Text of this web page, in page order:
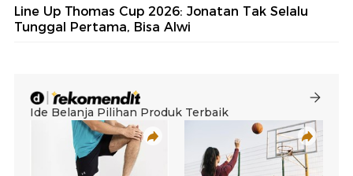
Line Up Thomas Cup 2026: Jonatan Tak Selalu
Tunggal Pertama, Bisa Alwi